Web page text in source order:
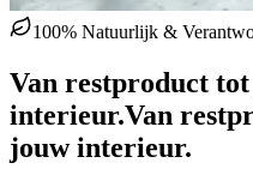
100% Natuurlijk &
Van restproduct
interieur.Van
jouw interieur.